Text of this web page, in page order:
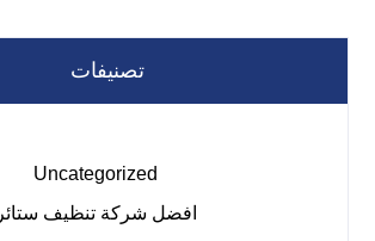
تصنيفات
Uncategorized
افضل شركة تنظيف ستائر